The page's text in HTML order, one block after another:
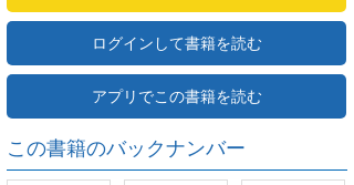
ログインして書籍を読む
アプリでこの書籍を読む
この書籍のバックナンバー